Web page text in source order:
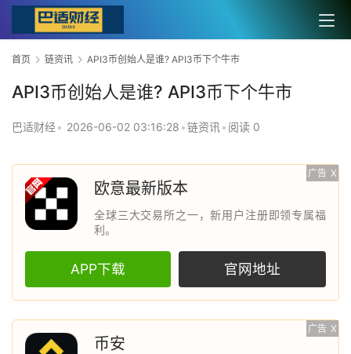
首页 链资讯 API3币创始人是谁? API3币下个牛市
API3币创始人是谁? API3币下个牛市
巴适财经• 2026-06-02 03:16:28 •链资讯 • 阅读 0
广告 X
欧意最新版本
全球三大交易所之一，新用户注册即领专属福
利。
APP下载 官网地址
广告 X
币安